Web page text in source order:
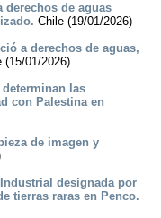
derechos de aguas
Chile (19/01/2026)
a derechos de aguas,
(15/01/2026)
las
con Palestina en
de imagen y
designada por
tierras raras en Penco.